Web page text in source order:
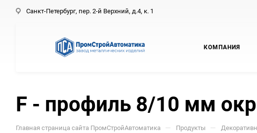
Санкт-Петербург, пер. 2-й Верхний, д.4, к. 1
КОМПАНИЯ
F - профиль 8/10 мм
Главная страница сайта ПромСтройАвтоматика — Продукты —